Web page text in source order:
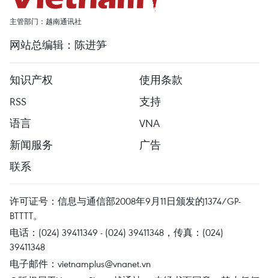
主管部门：越南通讯社
网站总编辑：陈进笋
知识产权
使用条款
RSS
支持
语言
VNA
新闻服务
广告
联系
许可证号：信息与通信部2008年9月11日颁发的1374/GP-
BTTTT。
电话：(024) 39411349 - (024) 39411348，传真：(024)
39411348
电子邮件： vietnamplus@vnanet.vn